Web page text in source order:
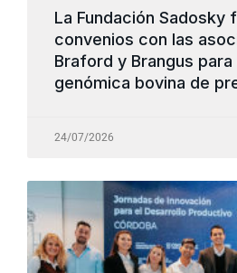
La Fundación Sadosky
convenios con las
Braford y Brangus
genómica bovina de
24/07/2026